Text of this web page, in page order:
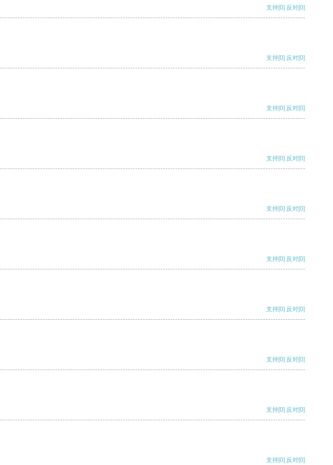
支持[0] 反对[0]
支持[0] 反对[0]
支持[0] 反对[0]
支持[0] 反对[0]
支持[0] 反对[0]
支持[0] 反对[0]
支持[0] 反对[0]
支持[0] 反对[0]
支持[0] 反对[0]
支持[0] 反对[0]